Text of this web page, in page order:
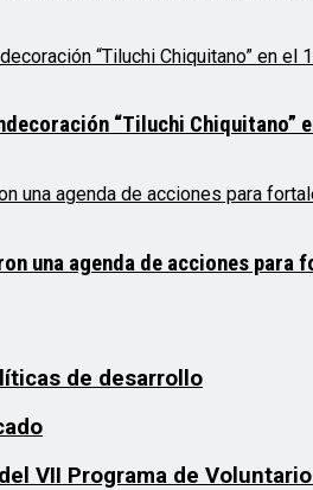
“Tiluchi Chiquitano”
una agenda de acciones
de desarrollo
VII Programa de